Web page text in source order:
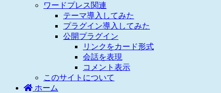
ワードプレス関連
テーマ導入してみた
プラグイン導入してみた
公開プラグイン
リンクをカード形式
会話を表現
コメント表示
このサイトについて
ホーム